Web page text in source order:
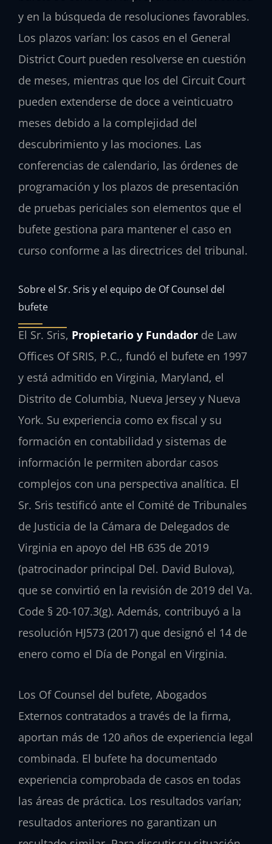
y en la búsqueda de resoluciones favorables.
Los plazos varían: los casos en el General
District Court pueden resolverse en cuestión
de meses, mientras que los del Circuit Court
pueden extenderse de doce a veinticuatro
meses debido a la complejidad del
descubrimiento y las mociones. Las
conferencias de calendario, las órdenes de
programación y los plazos de presentación
de pruebas periciales son elementos que el
bufete gestiona para mantener el caso en
curso conforme a las directrices del tribunal.
Sobre el Sr. Sris y el equipo de Of Counsel del
bufete
El Sr. Sris, Propietario y Fundador de Law
Offices Of SRIS, P.C., fundó el bufete en 1997
y está admitido en Virginia, Maryland, el
Distrito de Columbia, Nueva Jersey y Nueva
York. Su experiencia como ex fiscal y su
formación en contabilidad y sistemas de
información le permiten abordar casos
complejos con una perspectiva analítica. El
Sr. Sris testificó ante el Comité de Tribunales
de Justicia de la Cámara de Delegados de
Virginia en apoyo del HB 635 de 2019
(patrocinador principal Del. David Bulova),
que se convirtió en la revisión de 2019 del Va.
Code § 20-107.3(g). Además, contribuyó a la
resolución HJ573 (2017) que designó el 14 de
enero como el Día de Pongal en Virginia.
Los Of Counsel del bufete, Abogados
Externos contratados a través de la firma,
aportan más de 120 años de experiencia legal
combinada. El bufete ha documentado
experiencia comprobada de casos en todas
las áreas de práctica. Los resultados varían;
resultados anteriores no garantizan un